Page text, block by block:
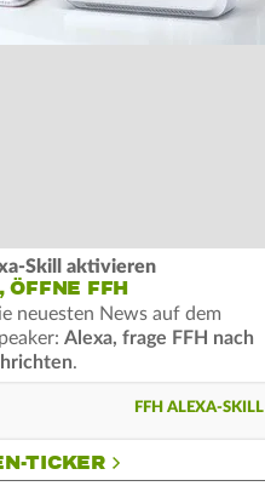
Skill aktivieren
ÖFFNE FFH
neuesten News auf dem
Alexa, frage FFH nach
.
FFH ALEXA-SKILL
TICKER